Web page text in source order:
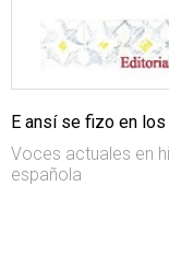
E ansí se fizo en
Voces actuales en
española